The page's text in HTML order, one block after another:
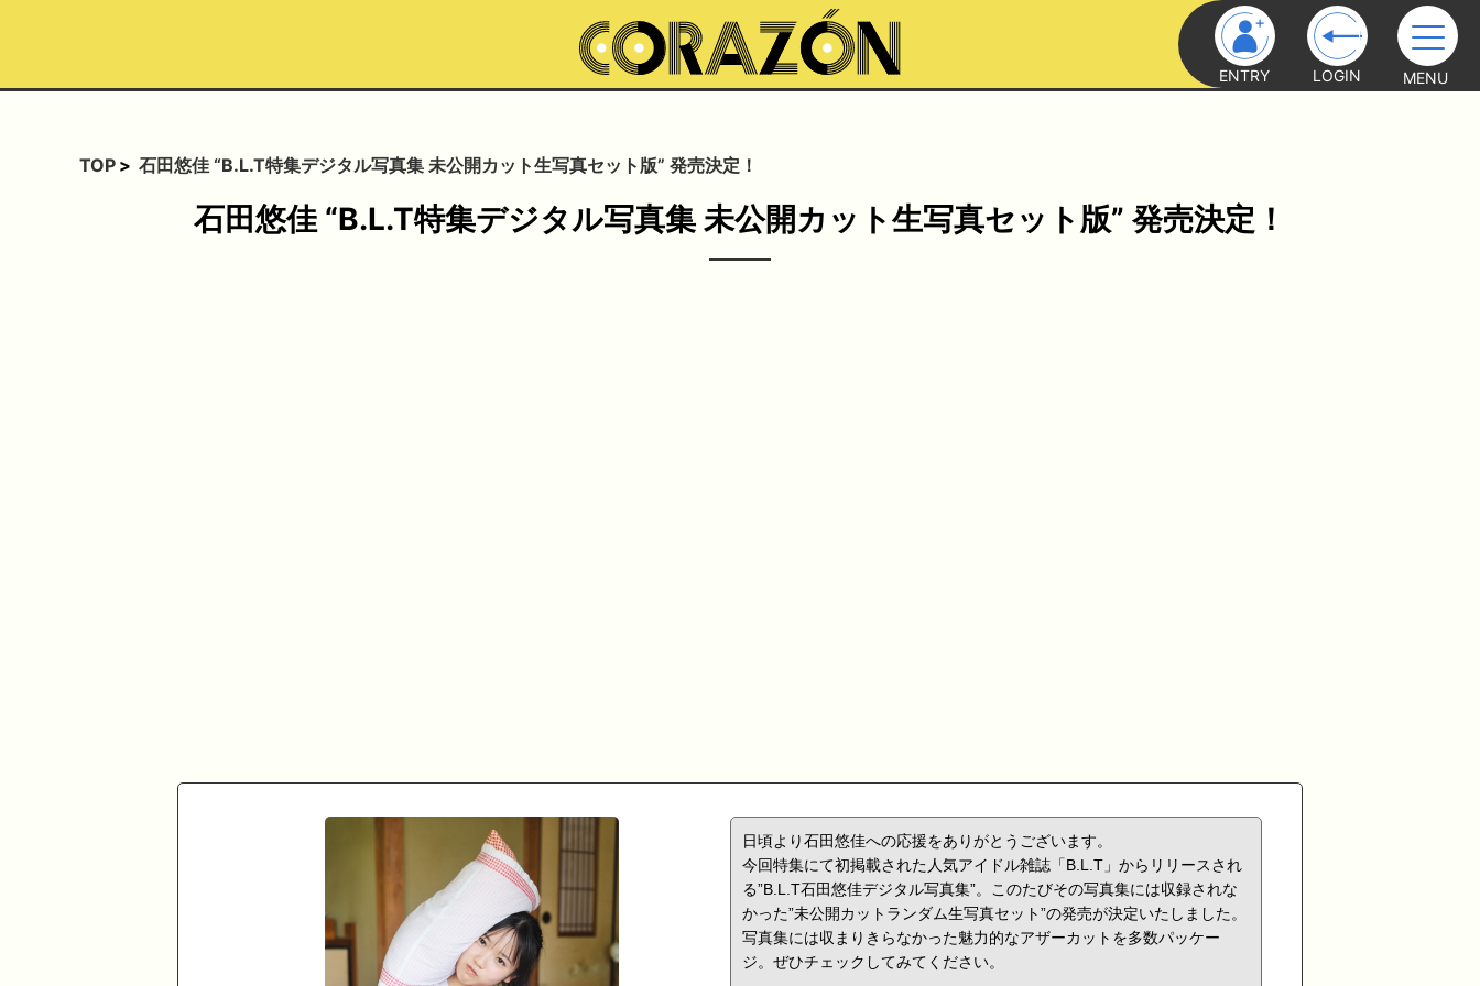
ENTRY LOGIN MENU
TOP 石田悠佳 “B.L.T特集デジタル写真集 未公開カット生写真セット版” 発売決定！
石田悠佳 “B.L.T特集デジタル写真集 未公開カット生写真セット版” 発売決定！
日頃より石田悠佳への応援をありがとうございます。
今回特集にて初掲載された人気アイドル雑誌「B.L.T 」からリリースされ
る”B.L.T石田悠佳デジタル写真集”。このたびその写真集には収録されな
かった”未公開カットランダム生写真セット”の発売が決定いたしました。
写真集には収まりきらなかった魅力的なアザーカットを多数パッケー
ジ。ぜひチェックしてみてください。